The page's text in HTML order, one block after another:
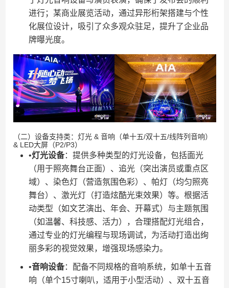
进行；某商业展览活动，通过异形桁架搭建与个性
化展位设计，吸引了众多观众驻足，提升了企业品
牌曝光度。
（二）设备支持类：灯光 & 音响（单十五/双十五/线阵列音响）
& LED大屏（P2/P3）
•​​灯光设备​​：提供多种类型的灯光设备，包括面光
（用于照亮舞台正面）、追光（突出演员或重点区
域）、染色灯（营造氛围色彩）、帕灯（均匀照亮
舞台）、激光灯（打造炫酷光束效果）等。根据活
动类型（如文艺演出、年会、开幕式）与主题氛围
（如温馨、科技感、活力），合理搭配灯光组合，
通过专业的灯光编程与现场调试，为活动打造出绚
丽多彩的视觉效果，增强现场感染力。
•​​音响设备​​：配备不同规格的音响系统，如单十五音
响（单个15寸喇叭，适用于小型活动）、双十五音